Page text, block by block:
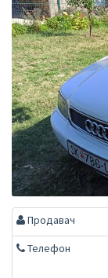
Продавач
Телефон